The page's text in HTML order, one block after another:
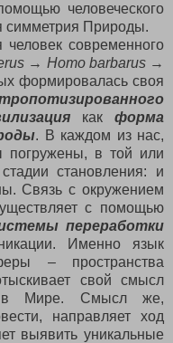
человеческого
симметрия Природы.
человек современного
→ Homo barbarus→
формировалась своя
какформа
. В каждом из нас,
погружены, в той или
становления: и
Связь с окружением
с помощью
переработки
Именно язык
– пространства
свой смысл
в Мире. Смысл же,
направляет ход
выявить уникальные